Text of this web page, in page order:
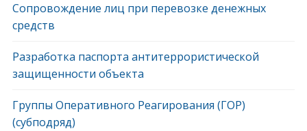
Сопровождение лиц при перевозке денежных
средств
Разработка паспорта антитеррористической
защищенности объекта
Группы Оперативного Реагирования (ГОР)
(субподряд)